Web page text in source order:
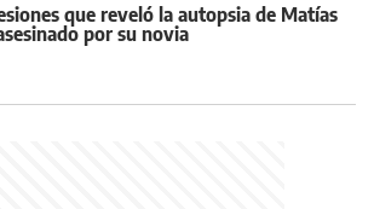
que reveló la autopsia de Matías
por su novia